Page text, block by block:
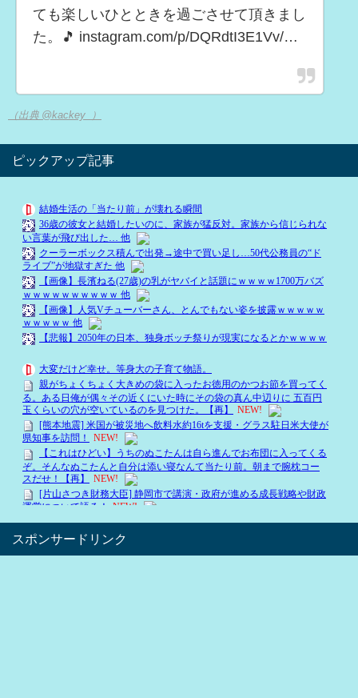
ても楽しいひとときを過ごさせて頂きまし
た。🎵 instagram.com/p/DQRdtI3E1Vv/…
（出典 @kackey_）
ピックアップ記事
スポンサードリンク